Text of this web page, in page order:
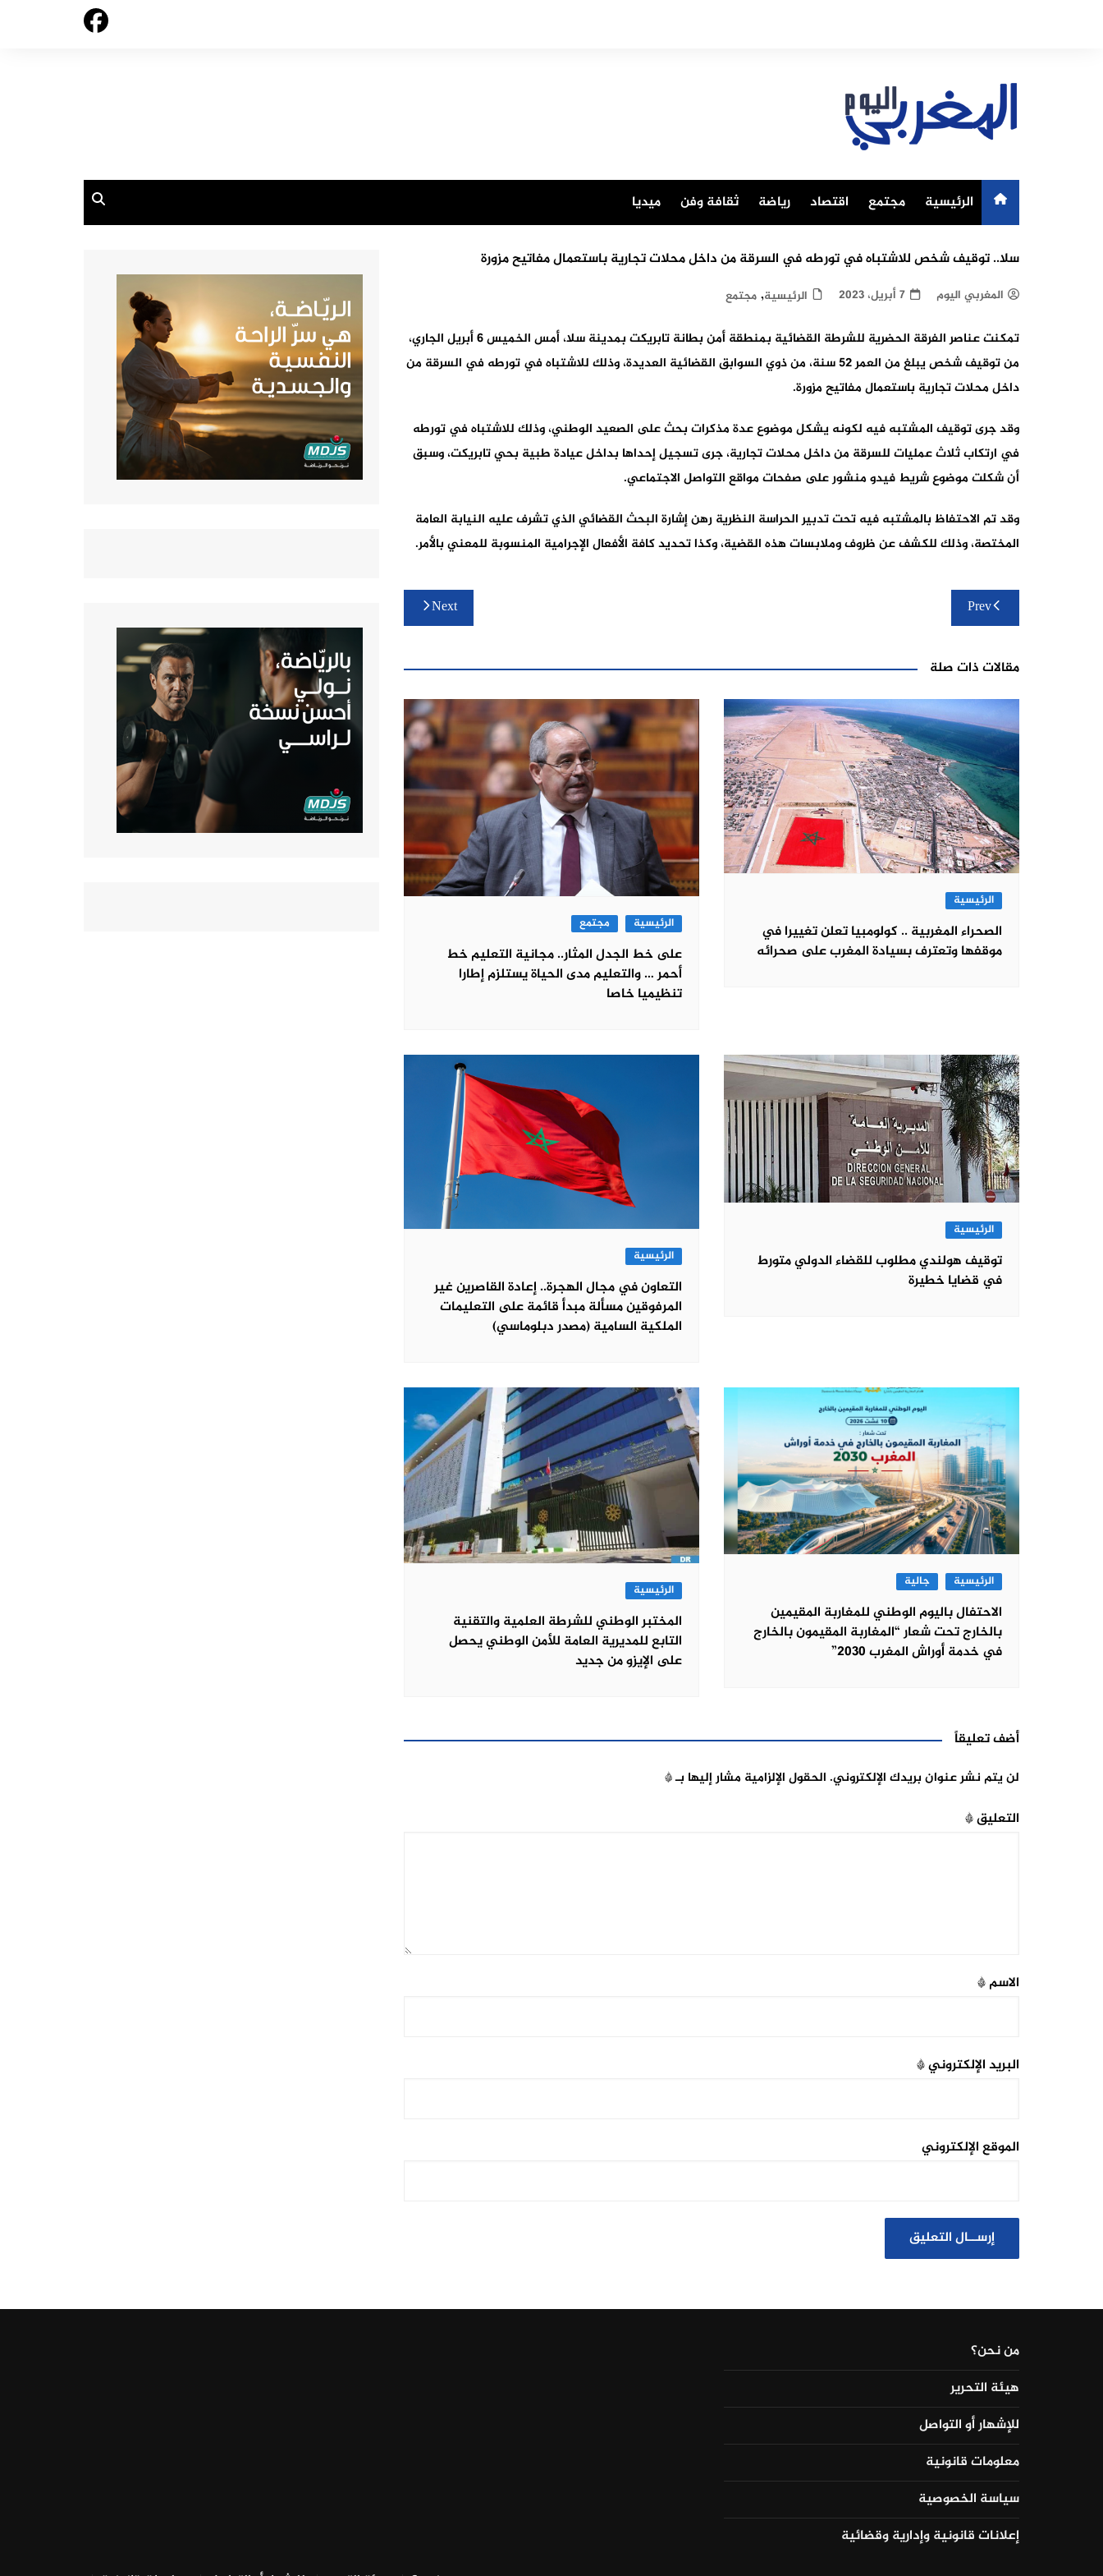
الرئيسية مجتمع اقتصاد رياضة ثقافة وفن ميديا
سلا.. توقيف شخص للاشتباه في تورطه في السرقة من داخل محلات تجارية باستعمال مفاتيح مزورة
المغربي اليوم 7 أبريل، 2023 الرئيسية, مجتمع
تمكنت عناصر الفرقة الحضرية للشرطة القضائية بمنطقة أمن بطانة تابريكت بمدينة سلا، أمس الخميس 6 أبريل الجاري،
من توقيف شخص يبلغ من العمر 52 سنة، من ذوي السوابق القضائية العديدة، وذلك للاشتباه في تورطه في السرقة من
داخل محلات تجارية باستعمال مفاتيح مزورة.
وقد جرى توقيف المشتبه فيه لكونه يشكل موضوع عدة مذكرات بحث على الصعيد الوطني، وذلك للاشتباه في تورطه
في ارتكاب ثلاث عمليات للسرقة من داخل محلات تجارية، جرى تسجيل إحداها بداخل عيادة طبية بحي تابريكت، وسبق
أن شكلت موضوع شريط فيدو منشور على صفحات مواقع التواصل الاجتماعي.
وقد تم الاحتفاظ بالمشتبه فيه تحت تدبير الحراسة النظرية رهن إشارة البحث القضائي الذي تشرف عليه النيابة العامة
المختصة، وذلك للكشف عن ظروف وملابسات هذه القضية، وكذا تحديد كافة الأفعال الإجرامية المنسوبة للمعني بالأمر.
تصفّح
المقالات
Prev
Next
مقالات ذات صلة
الرئيسية
الصحراء المغربية .. كولومبيا تعلن تغييرا في
موقفها وتعترف بسيادة المغرب على صحرائه
الرئيسية مجتمع
على خط الجدل المثار.. مجانية التعليم خط
أحمر … والتعليم مدى الحياة يستلزم إطارا
تنظيميا خاصا
الرئيسية
توقيف هولندي مطلوب للقضاء الدولي متورط
في قضايا خطيرة
الرئيسية
التعاون في مجال الهجرة.. إعادة القاصرين غير
المرفوقين مسألة مبدأ قائمة على التعليمات
الملكية السامية (مصدر دبلوماسي)
الرئيسية جالية
الاحتفال باليوم الوطني للمغاربة المقيمين
بالخارج تحت شعار “المغاربة المقيمون بالخارج
في خدمة أوراش المغرب 2030”
الرئيسية
المختبر الوطني للشرطة العلمية والتقنية
التابع للمديرية العامة للأمن الوطني يحصل
على الإيزو من جديد
أضف تعليقاً
لن يتم نشر عنوان بريدك الإلكتروني. الحقول الإلزامية مشار إليها بـ*
التعليق*
الاسم*
البريد الإلكتروني*
الموقع الإلكتروني
من نحن؟
هيئة التحرير
للإشهار أو التواصل
معلومات قانونية
سياسة الخصوصية
إعلانات قانونية وإدارية وقضائية